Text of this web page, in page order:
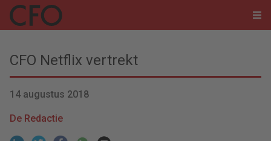
CFO Netflix vertrekt
14 augustus 2018
De Redactie